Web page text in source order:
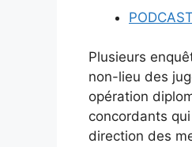
Plusieurs
non-lieu des
opération
concordants
direction des